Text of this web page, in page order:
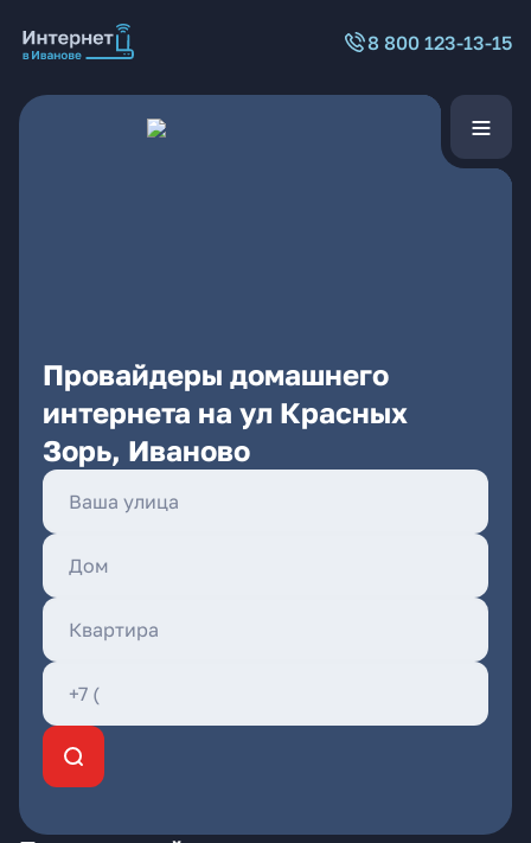
8 800 123-13-15
Провайдеры домашнего
интернета на ул Красных
Зорь, Иваново